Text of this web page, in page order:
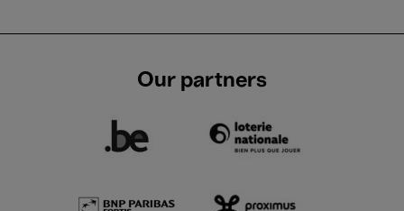
Our partners